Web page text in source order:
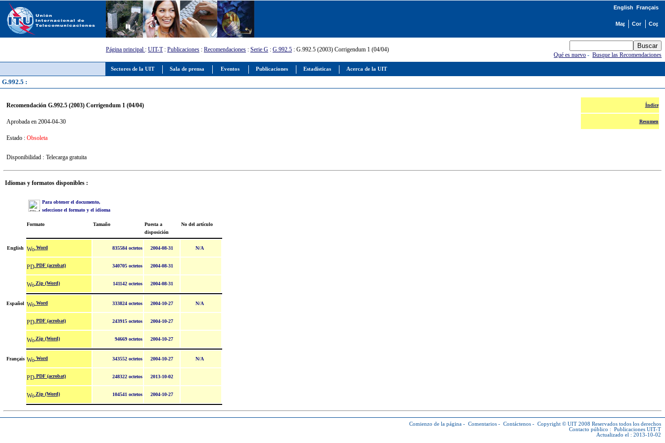
Sectores de la UIT Sala de prensa Eventos Publicaciones Estadísticas Acerca de la UIT
English Français
Página principal : UIT-T: Publicaciones : Recomendaciones : Serie G : G.992.5 : G.992.5 (2003) Corrigendum 1 (04/04)
Qué es nuevo -Busque las Recomendaciones
G.992.5 :
Recomendación G.992.5 (2003) Corrigendum 1 (04/04)
Aprobada en 2004-04-30
Estado : Obsoleta
Índice
Resumen
Disponibilidad : Telecarga gratuita
Idiomas y formatos disponibles :
Para obtener el documento,
seleccione el formato y el idioma
Formato Tamaño
Puesta a
disposición
No del artículo
English Word 835584 octetos 2004-08-31 N/A
PDF (acrobat) 340705 octetos 2004-08-31
Zip (Word) 141142 octetos 2004-08-31
Español Word 333824 octetos 2004-10-27 N/A
PDF (acrobat) 243915 octetos 2004-10-27
Zip (Word) 94669 octetos 2004-10-27
Français Word 343552 octetos 2004-10-27 N/A
PDF (acrobat) 248322 octetos 2013-10-02
Zip (Word) 104541 octetos 2004-10-27
Comienzo de la página - Comentarios - Contáctenos - Copyright © UIT 2008 Reservados todos los derechos
Contacto público : Publicaciones UIT-T
Actualizado el : 2013-10-02